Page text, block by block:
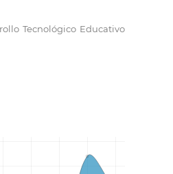
Tecnológico Educativo